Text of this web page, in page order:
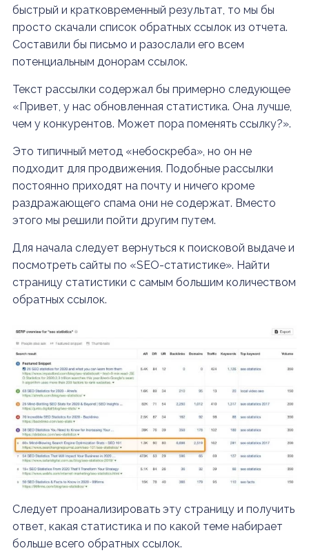
быстрый и кратковременный результат, то мы бы
просто скачали список обратных ссылок из отчета.
Составили бы письмо и разослали его всем
потенциальным донорам ссылок.
Текст рассылки содержал бы примерно следующее
«Привет, у нас обновленная статистика. Она лучше,
чем у конкурентов. Может пора поменять ссылку?».
Это типичный метод «небоскреба», но он не
подходит для продвижения. Подобные рассылки
постоянно приходят на почту и ничего кроме
раздражающего спама они не содержат. Вместо
этого мы решили пойти другим путем.
Для начала следует вернуться к поисковой выдаче и
посмотреть сайты по «SEO-статистике». Найти
страницу статистики с самым большим количеством
обратных ссылок.
Следует проанализировать эту страницу и получить
ответ, какая статистика и по какой теме набирает
больше всего обратных ссылок.